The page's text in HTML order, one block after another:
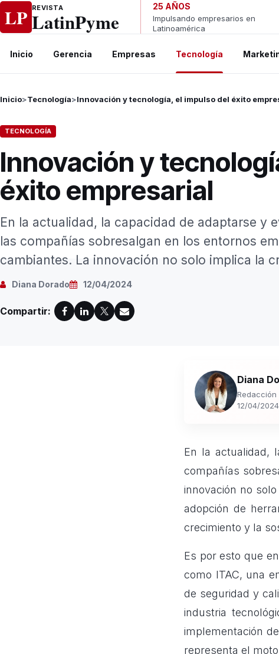
Ir al contenido
LP REVISTA
LatinPyme
25 AÑOS
Impulsando empresarios en
Latinoamérica
Inicio Gerencia Empresas Tecnología
Inicio>Tecnología>Innovación y tecnología, el impulso del éxito
TECNOLOGÍA
Innovación y
éxito empresarial
En la actualidad, la capacidad de adaptarse y
las compañías sobresalgan en los entornos
cambiantes. La innovación no solo implica la
Diana Dorado 12/04/2024
Compartir:
Diana
Redacción
12/04/2024
En la actualidad,
compañías
innovación no
adopción de
crecimiento y la
Es por esto que
como ITAC, una
de seguridad y
industria
implementación
representa el